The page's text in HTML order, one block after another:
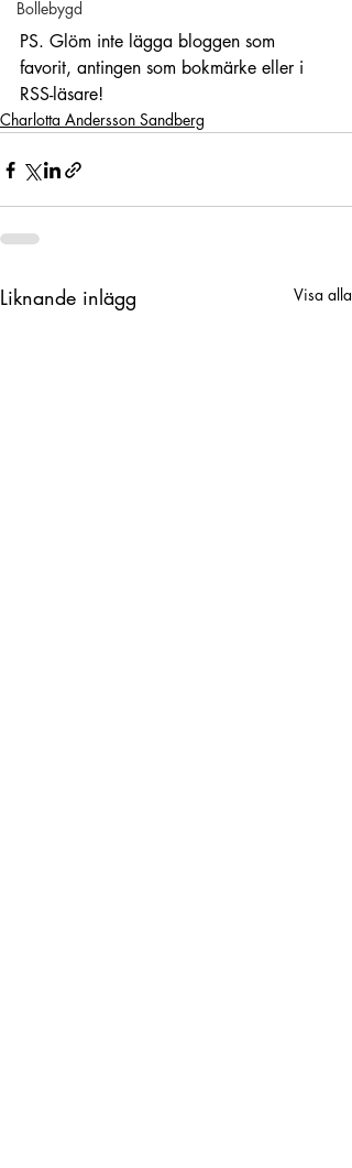
Bollebygd
PS. Glöm inte lägga bloggen som
favorit, antingen som bokmärke eller i
RSS-läsare!
Charlotta Andersson Sandberg
Liknande inlägg Visa alla